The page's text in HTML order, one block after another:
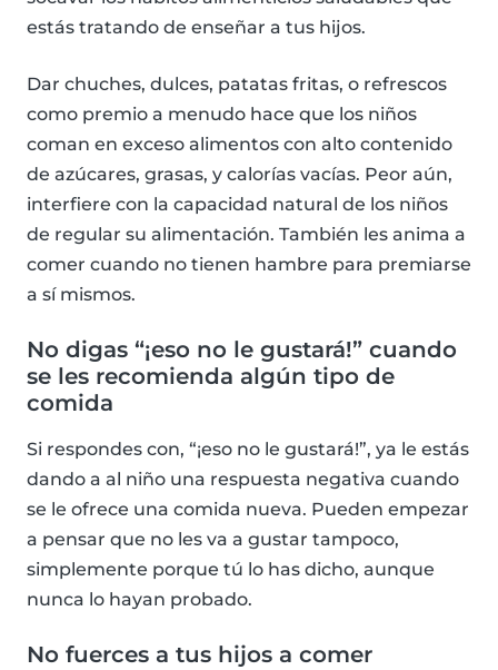
estás tratando de enseñar a tus hijos.
Dar chuches, dulces, patatas fritas, o refrescos
como premio a menudo hace que los niños
coman en exceso alimentos con alto contenido
de azúcares, grasas, y calorías vacías. Peor aún,
interfiere con la capacidad natural de los niños
de regular su alimentación. También les anima a
comer cuando no tienen hambre para premiarse
a sí mismos.
No digas “¡eso no le gustará!” cuando
se les recomienda algún tipo de
comida
Si respondes con, “¡eso no le gustará!”, ya le estás
dando a al niño una respuesta negativa cuando
se le ofrece una comida nueva. Pueden empezar
a pensar que no les va a gustar tampoco,
simplemente porque tú lo has dicho, aunque
nunca lo hayan probado.
No fuerces a tus hijos a comer